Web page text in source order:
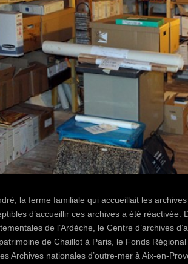
la ferme familiale qui accueillait les
d’accueillir ces archives a été
de l’Ardèche, le Centre d’archives
de Chaillot à Paris, le Fonds
Archives nationales d’outre-mer à Aix-en-